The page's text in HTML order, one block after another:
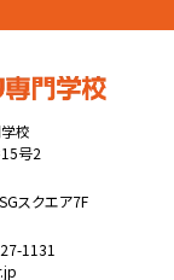
校
15号2
スクエア7F
1131